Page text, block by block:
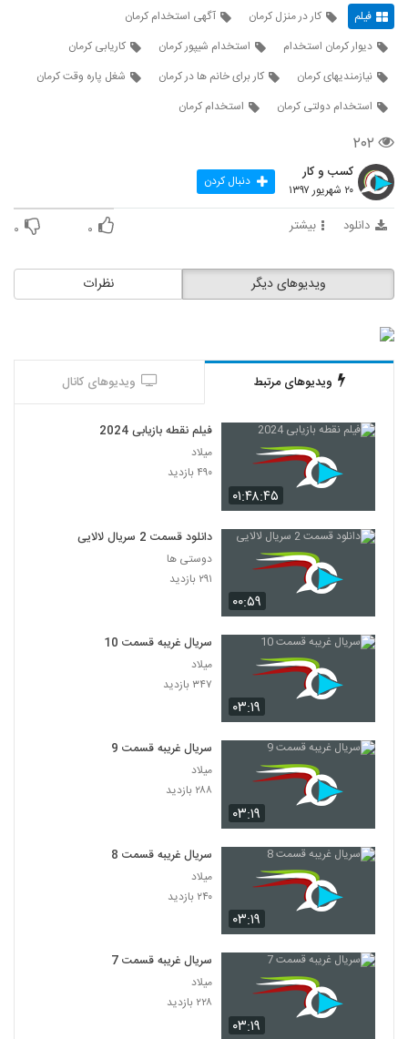
فیلم کار در منزل کرمان
آگهی استخدام کرمان
دیوار کرمان استخدام
استخدام شیپور کرمان
کاریابی کرمان
نیازمندیهای کرمان
کار برای خانم ها در کرمان
شغل پاره وقت کرمان
استخدام دولتی کرمان
استخدام کرمان
۲۰۲
کسب و کار
۲۰ شهریور ۱۳۹۷ دنبال کردن
دانلود بیشتر ۰ ۰
نظرات ویدیوهای دیگر
ویدیوهای مرتبط ویدیوهای کانال
۰۱:۴۸:۴۵
فیلم نقطه بازیابی 2024
میلاد
۴۹۰ بازدید
۰۰:۵۹
دانلود قسمت 2 سریال لالایی
دوستی ها
۲۹۱ بازدید
۰۳:۱۹
سریال غریبه قسمت 10
میلاد
۳۴۷ بازدید
۰۳:۱۹
سریال غریبه قسمت 9
میلاد
۲۸۸ بازدید
۰۳:۱۹
سریال غریبه قسمت 8
میلاد
۲۴۰ بازدید
۰۳:۱۹
سریال غریبه قسمت 7
میلاد
۲۲۸ بازدید